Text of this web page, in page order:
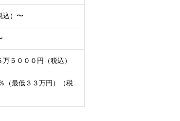
込）〜
５０００円（税込）
（最低３３万円）（税